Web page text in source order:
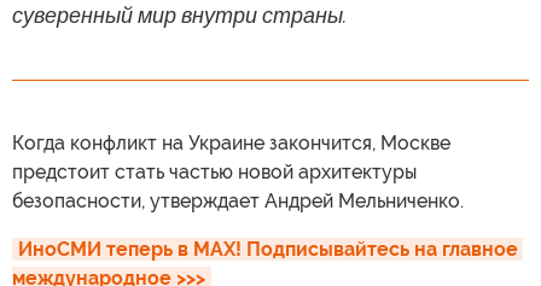
суверенный мир внутри страны.
Когда конфликт на Украине закончится, Москве
предстоит стать частью новой архитектуры
безопасности, утверждает Андрей Мельниченко.
ИноСМИ теперь в MAX! Подписывайтесь на главное
международное >>>